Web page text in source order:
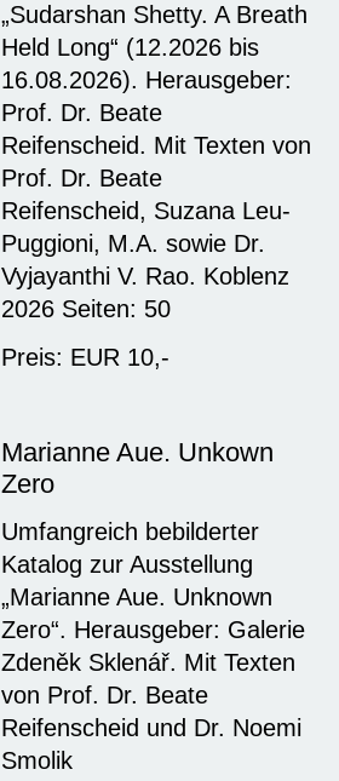
„Sudarshan Shetty. A Breath
Held Long“ (12.2026 bis
16.08.2026). Herausgeber:
Prof. Dr. Beate
Reifenscheid. Mit Texten von
Prof. Dr. Beate
Reifenscheid, Suzana Leu-
Puggioni, M.A. sowie Dr.
Vyjayanthi V. Rao. Koblenz
2026 Seiten: 50
Preis: EUR 10,-
Marianne Aue. Unkown
Zero
Umfangreich bebilderter
Katalog zur Ausstellung
„Marianne Aue. Unknown
Zero“. Herausgeber: Galerie
Zdeněk Sklenář. Mit Texten
von Prof. Dr. Beate
Reifenscheid und Dr. Noemi
Smolik